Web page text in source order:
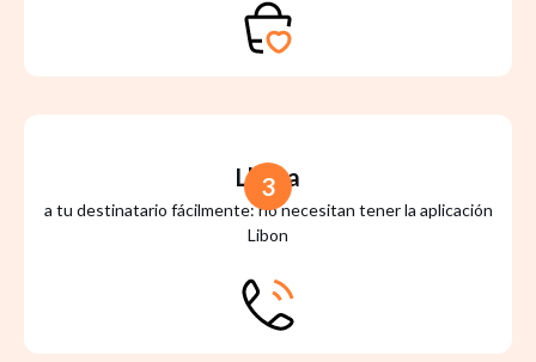
Llama
a tu destinatario fácilmente: no necesitan tener la aplicación
Libon
3